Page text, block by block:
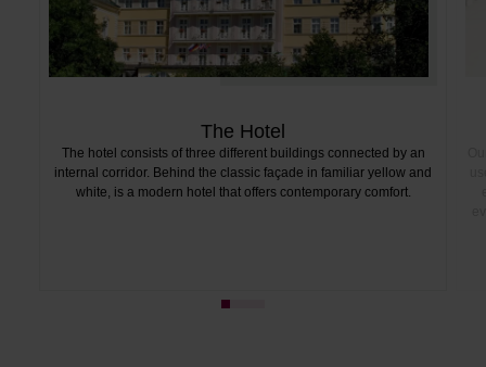
The Hotel
The hotel consists of three different buildings connected by an
internal corridor. Behind the classic façade in familiar yellow and
white, is a modern hotel that offers contemporary comfort.